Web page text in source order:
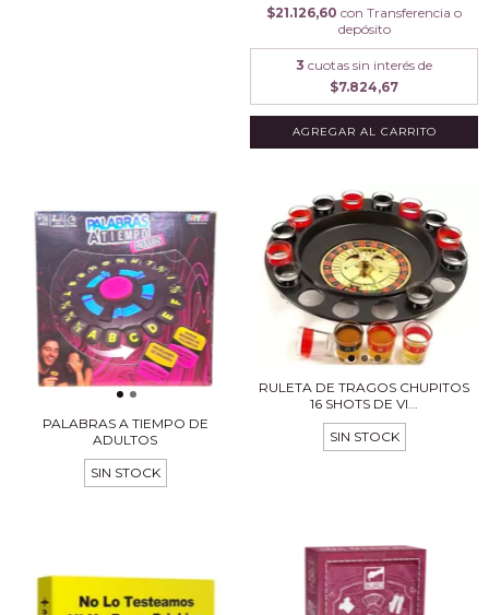
$21.126,60 con Transferencia o
depósito
3 cuotas sin interés de
$7.824,67
PALABRAS A TIEMPO DE
ADULTOS
SIN STOCK
RULETA DE TRAGOS CHUPITOS
16 SHOTS DE VI...
SIN STOCK